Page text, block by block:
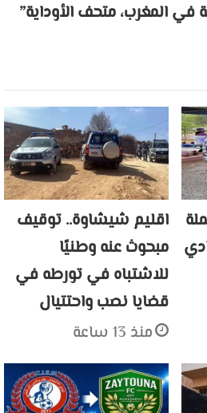
في المغرب، متحف الأوداية”
اقليم شيشاوة.. توقيف
مبحوث عنه وطنيًا
للاشتباه في تورطه في
قضايا نصب واحتتيال
منذ 13 ساعة